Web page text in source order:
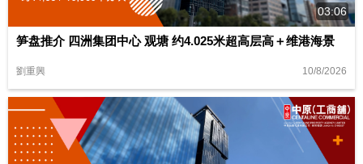
03:06
笋盘推介 四洲集团中心 观塘 约4.025米超高层高＋维港海景
劉重興 10/8/2026